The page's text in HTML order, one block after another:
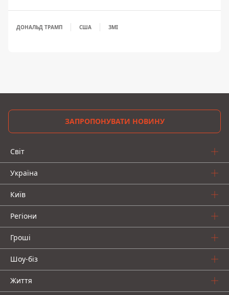
ДОНАЛЬД ТРАМП США ЗМІ
ЗАПРОПОНУВАТИ НОВИНУ
Світ
Україна
Київ
Регіони
Гроші
Шоу-біз
Життя